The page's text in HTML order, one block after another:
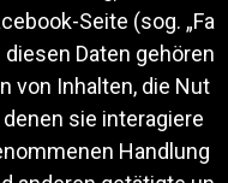
Seite (sog. „Fa
Daten gehören
von Inhalten, die Nut
sie interagiere
Handlung